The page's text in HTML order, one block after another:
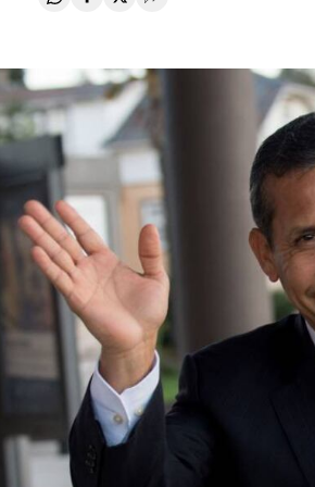
Compartir en Whatsapp
Compartir en Facebook
Compartir en Twitter
Desplegar Redes